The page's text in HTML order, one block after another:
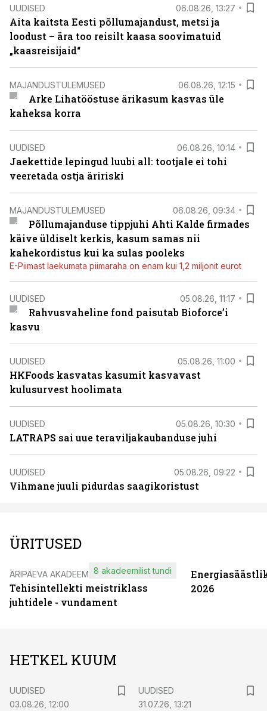
UUDISED 06.08.26, 13:27
Aita kaitsta Eesti põllumajandust, metsi ja
loodust – ära too reisilt kaasa soovimatuid
„kaasreisijaid“
MAJANDUSTULEMUSED 06.08.26, 12:15
Arke Lihatööstuse ärikasum kasvas üle
kaheksa korra
UUDISED 06.08.26, 10:14
Jaekettide lepingud luubi all: tootjale ei tohi
veeretada ostja äririski
MAJANDUSTULEMUSED 06.08.26, 09:34
Põllumajanduse tippjuhi Ahti Kalde firmades
käive üldiselt kerkis, kasum samas nii
kahekordistus kui ka sulas pooleks
E-Piimast laekumata piimaraha on enam kui 1,2 miljonit eurot
UUDISED 05.08.26, 11:17
Rahvusvaheline fond paisutab Bioforce’i
kasvu
UUDISED 05.08.26, 11:00
HKFoods kasvatas kasumit kasvavast
kulusurvest hoolimata
UUDISED 05.08.26, 10:30
LATRAPS sai uue teraviljakaubanduse juhi
UUDISED 05.08.26, 09:22
Vihmane juuli pidurdas saagikoristust
ÜRITUSED
ÄRIPÄEVA AKADEEMIA
Tehisintellekti meistriklass
juhtidele - vundament
8 akadeemilist tundi
2026
HETKEL KUUM
UUDISED
03.08.26, 12:00
UUDISED
31.07.26, 13:21